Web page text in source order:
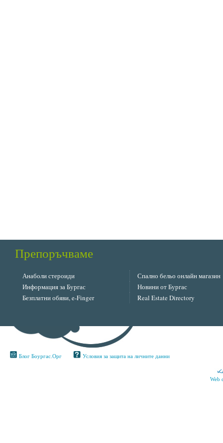
Препоръчваме
Анаболи стероиди
Спално бельо онлайн магазин
Информация за Бургас
Новини от Бургас
Безплатни обяви, e-Finger
Real Estate Directory
Блог Боургас.Орг Условия за защита на личните данни
Web